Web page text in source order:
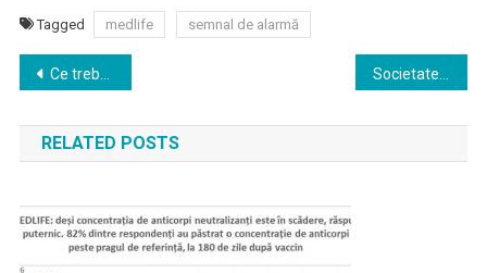
Tagged medlife semnal de alarmă
Navigare
în
articole
Ce trebuie sa stii despre afectiunile urologice?
RELATED POSTS